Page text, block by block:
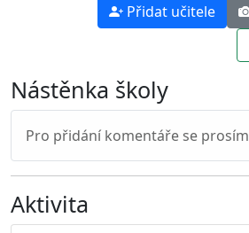
Přidat učitele
Nástěnka školy
Pro přidání komentáře se prosím
Aktivita